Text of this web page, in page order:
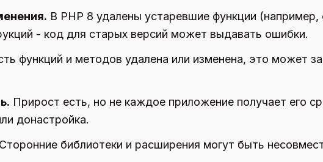
В PHP 8 удалены устаревшие функции (например,
- код для старых версий может выдавать ошибки.
функций и методов удалена или изменена, это может
Прирост есть, но не каждое приложение получает его
донастройка.
Сторонние библиотеки и расширения могут быть